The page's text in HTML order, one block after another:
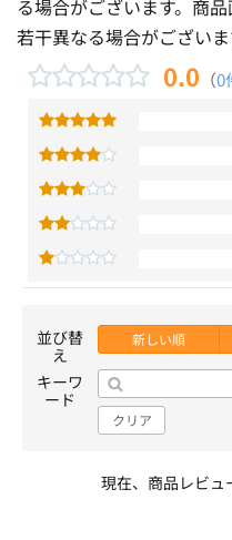
る場合がございます。商
若干異なる場合がございま
0.0 （0
並び替
え
新しい順
キーワ
ード
クリア
現在、商品レビュ